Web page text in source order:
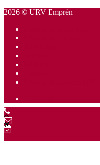
2026 © URV Emprèn